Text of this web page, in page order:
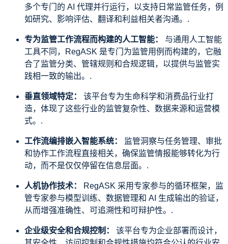
多个专门的 AI 代理并行运行，以支持日常监管任务，例
如研究、影响评估、翻译和利益相关者沟通。.
专为监管工作流程而构建的人工智能： 与通用人工智能
工具不同，RegASK 是专门为监管用例而构建的，它融
合了监管分类、管辖规则和合规逻辑，以提供与监管实
践相一致的输出。.
垂直领域特定： 该平台专为生命科学和消费品行业打
造，体现了这些行业的监管复杂性、数据来源和运营模
式。.
工作流编排嵌入智能系统：
监管洞察与任务管理、审批
和协作工作流程直接相关，确保监管情报能够转化为行
动，而不是仅仅停留在信息层面。.
人机协作技术：
RegASK 采用专家参与的循环框架，监
管专家参与模型训练、数据管理和 AI 生成输出的验证，
从而增强准确性、可追溯性和可辩护性。.
企业级安全和合规控制： 该平台专为企业部署而设计，